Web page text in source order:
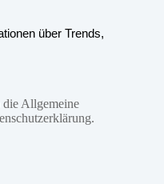
über Trends,
Allgemeine